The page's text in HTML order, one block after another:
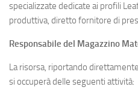
specializzate dedicate ai profili
produttiva, diretto fornitore di
Responsabile del Magazzino
La risorsa, riportando
si occuperà delle seguenti attività: